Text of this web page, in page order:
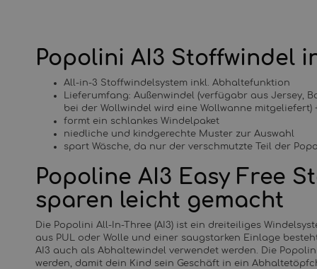
Popolini AI3 Stoffwindel
All-in-3 Stoffwindelsystem inkl. Abhaltefunktion
Lieferumfang: Außenwindel (verfügabr aus Jersey,
bei der Wollwindel wird eine Wollwanne mitgeliefert)
formt ein schlankes Windelpaket
niedliche und kindgerechte Muster zur Auswahl
spart Wäsche, da nur der verschmutzte Teil der
Popoline AI3 Easy Free
sparen leicht gemacht
Die Popolini All-In-Three (AI3) ist ein dreiteiliges
aus PUL oder Wolle und einer saugstarken Einlage
AI3 auch als Abhaltewindel verwendet werden. Die
werden, damit dein Kind sein Geschäft in ein